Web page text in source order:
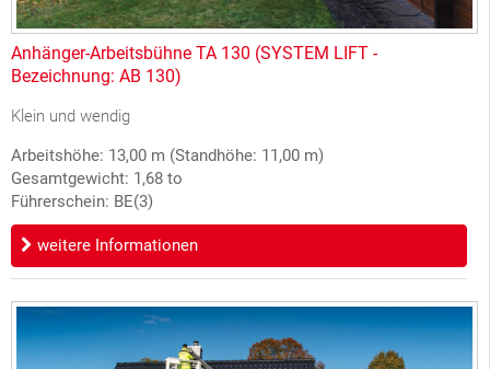
Anhänger-Arbeitsbühne TA 130 (SYSTEM LIFT -
Bezeichnung: AB 130)
Klein und wendig
Arbeitshöhe: 13,00 m (Standhöhe: 11,00 m)
Gesamtgewicht: 1,68 to
Führerschein: BE(3)
weitere Informationen